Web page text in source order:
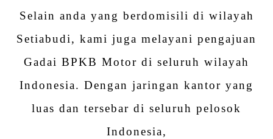
Selain anda yang berdomisili di wilayah
Setiabudi, kami juga melayani pengajuan
Gadai BPKB Motor di seluruh wilayah
Indonesia. Dengan jaringan kantor yang
luas dan tersebar di seluruh pelosok
Indonesia,